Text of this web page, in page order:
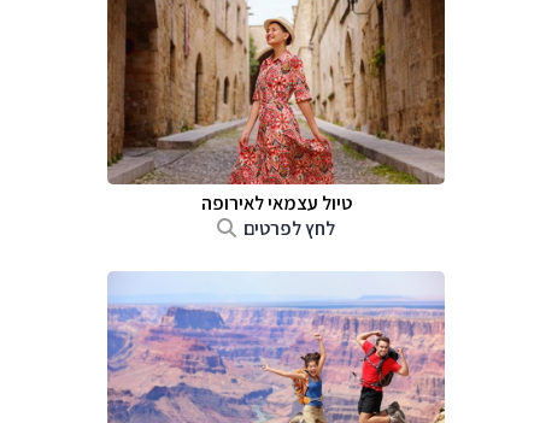
טיול עצמאי לאירופה
לחץ לפרטים